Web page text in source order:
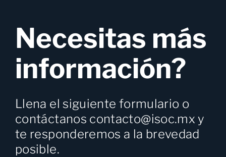
Necesitas más
información?
Llena el siguiente formulario o
contáctanos contacto@isoc.mx y
te responderemos a la brevedad
posible.